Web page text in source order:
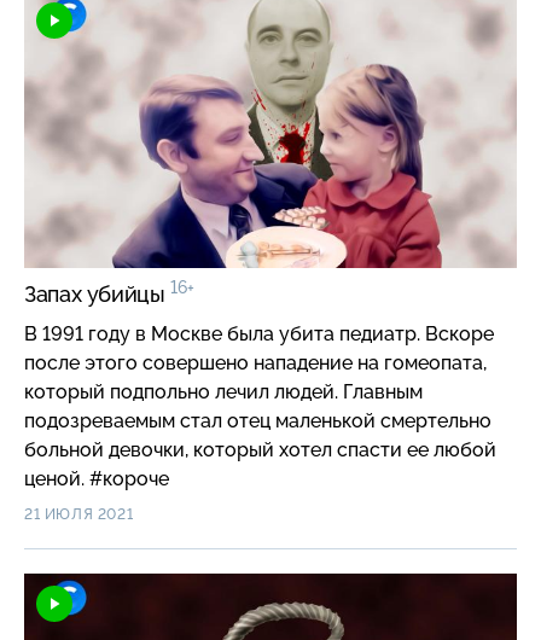
Запах убийцы 16+
В 1991 году в Москве была убита педиатр. Вскоре
после этого совершено нападение на гомеопата,
который подпольно лечил людей. Главным
подозреваемым стал отец маленькой смертельно
больной девочки, который хотел спасти ее любой
ценой. #короче
21 ИЮЛЯ 2021